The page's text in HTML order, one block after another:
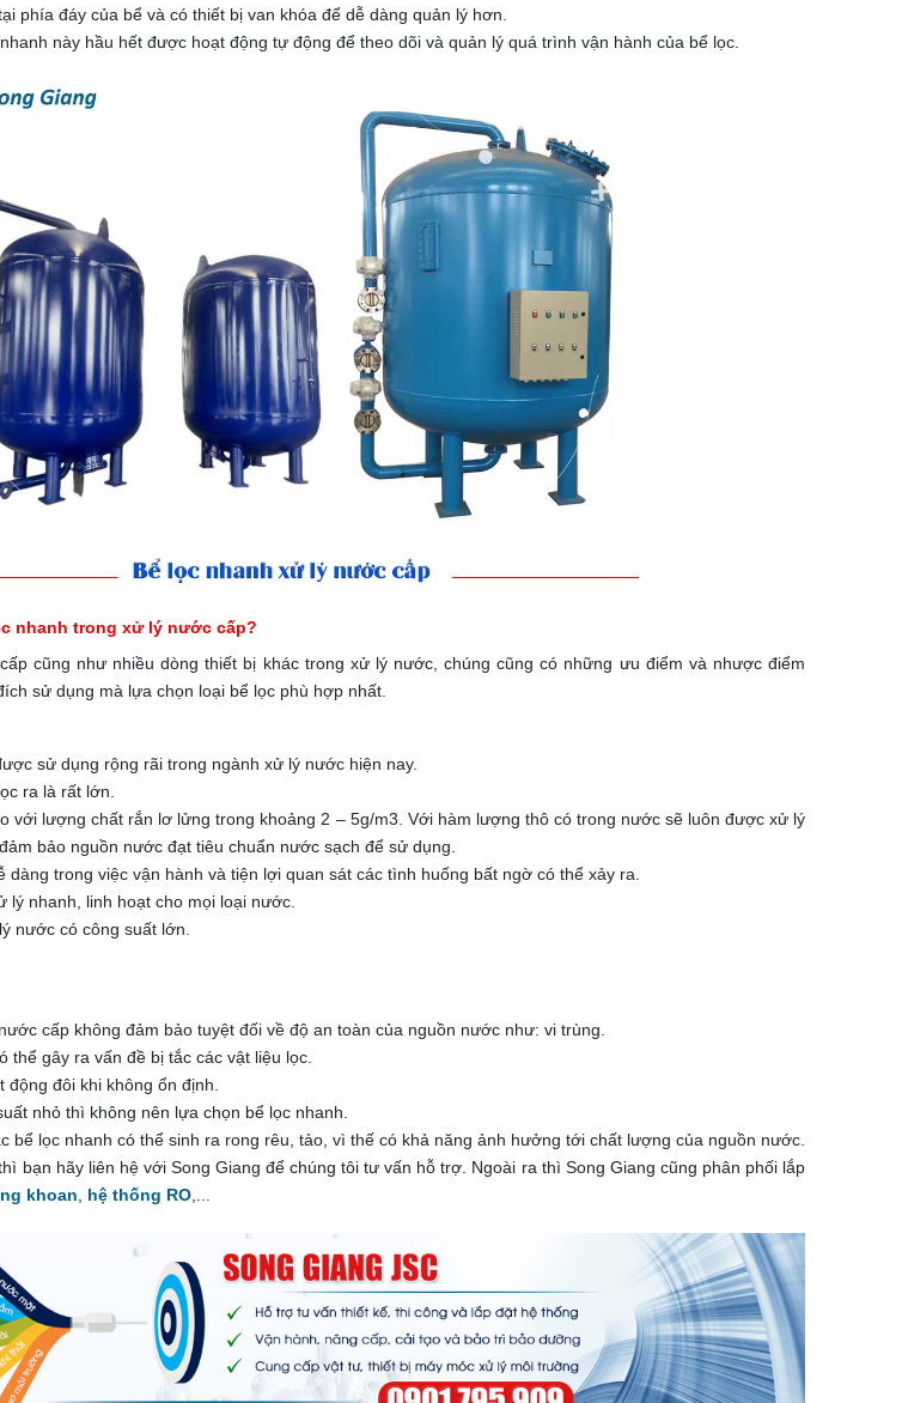
phía đáy của bể và có thiết bị van khóa để dễ dàng quản lý hơn.
này hầu hết được hoạt động tự động để theo dõi và quản lý quá trình vận hành của bể lọc.
nhanh trong xử lý nước cấp?
cũng như nhiều dòng thiết bị khác trong xử lý nước, chúng cũng có những ưu điểm và nhược điểm
sử dụng mà lựa chọn loại bể lọc phù hợp nhất.
sử dụng rộng rãi trong ngành xử lý nước hiện nay.
ra là rất lớn.
với lượng chất rắn lơ lửng trong khoảng 2 – 5g/m3. Với hàm lượng thô có trong nước sẽ luôn được xử lý
bảo nguồn nước đạt tiêu chuẩn nước sạch để sử dụng.
dàng trong việc vận hành và tiện lợi quan sát các tình huống bất ngờ có thể xảy ra.
lý nhanh, linh hoạt cho mọi loại nước.
nước có công suất lớn.
cấp không đảm bảo tuyệt đối về độ an toàn của nguồn nước như: vi trùng.
thể gây ra vấn đề bị tắc các vật liệu lọc.
đôi khi không ổn định.
nhỏ thì không nên lựa chọn bể lọc nhanh.
bể lọc nhanh có thể sinh ra rong rêu, tảo, vì thế có khả năng ảnh hưởng tới chất lượng của nguồn nước.
bạn hãy liên hệ với Song Giang để chúng tôi tư vấn hỗ trợ. Ngoài ra thì Song Giang cũng phân phối lắp
khoan hệ thống RO